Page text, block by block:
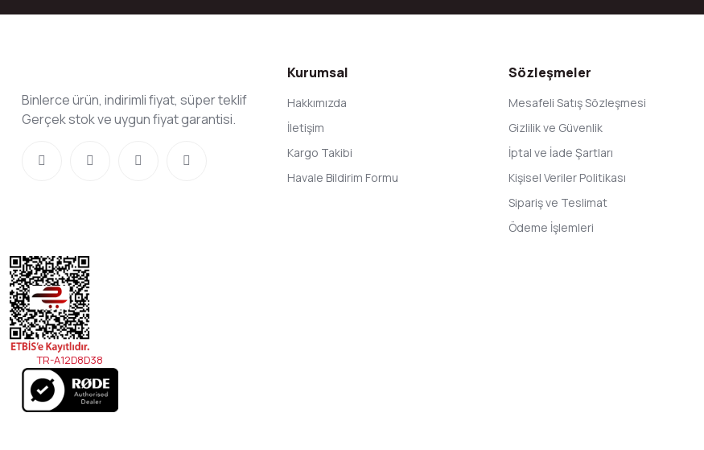
Binlerce ürün, indirimli fiyat, süper teklif
Gerçek stok ve uygun fiyat garantisi.
Kurumsal
Hakkımızda
İletişim
Kargo Takibi
Havale Bildirim Formu
Sözleşmeler
Mesafeli Satış Sözleşmesi
Gizlilik ve Güvenlik
İptal ve İade Şartları
Kişisel Veriler Politikası
Sipariş ve Teslimat
Ödeme İşlemleri
TR-A12D8D38